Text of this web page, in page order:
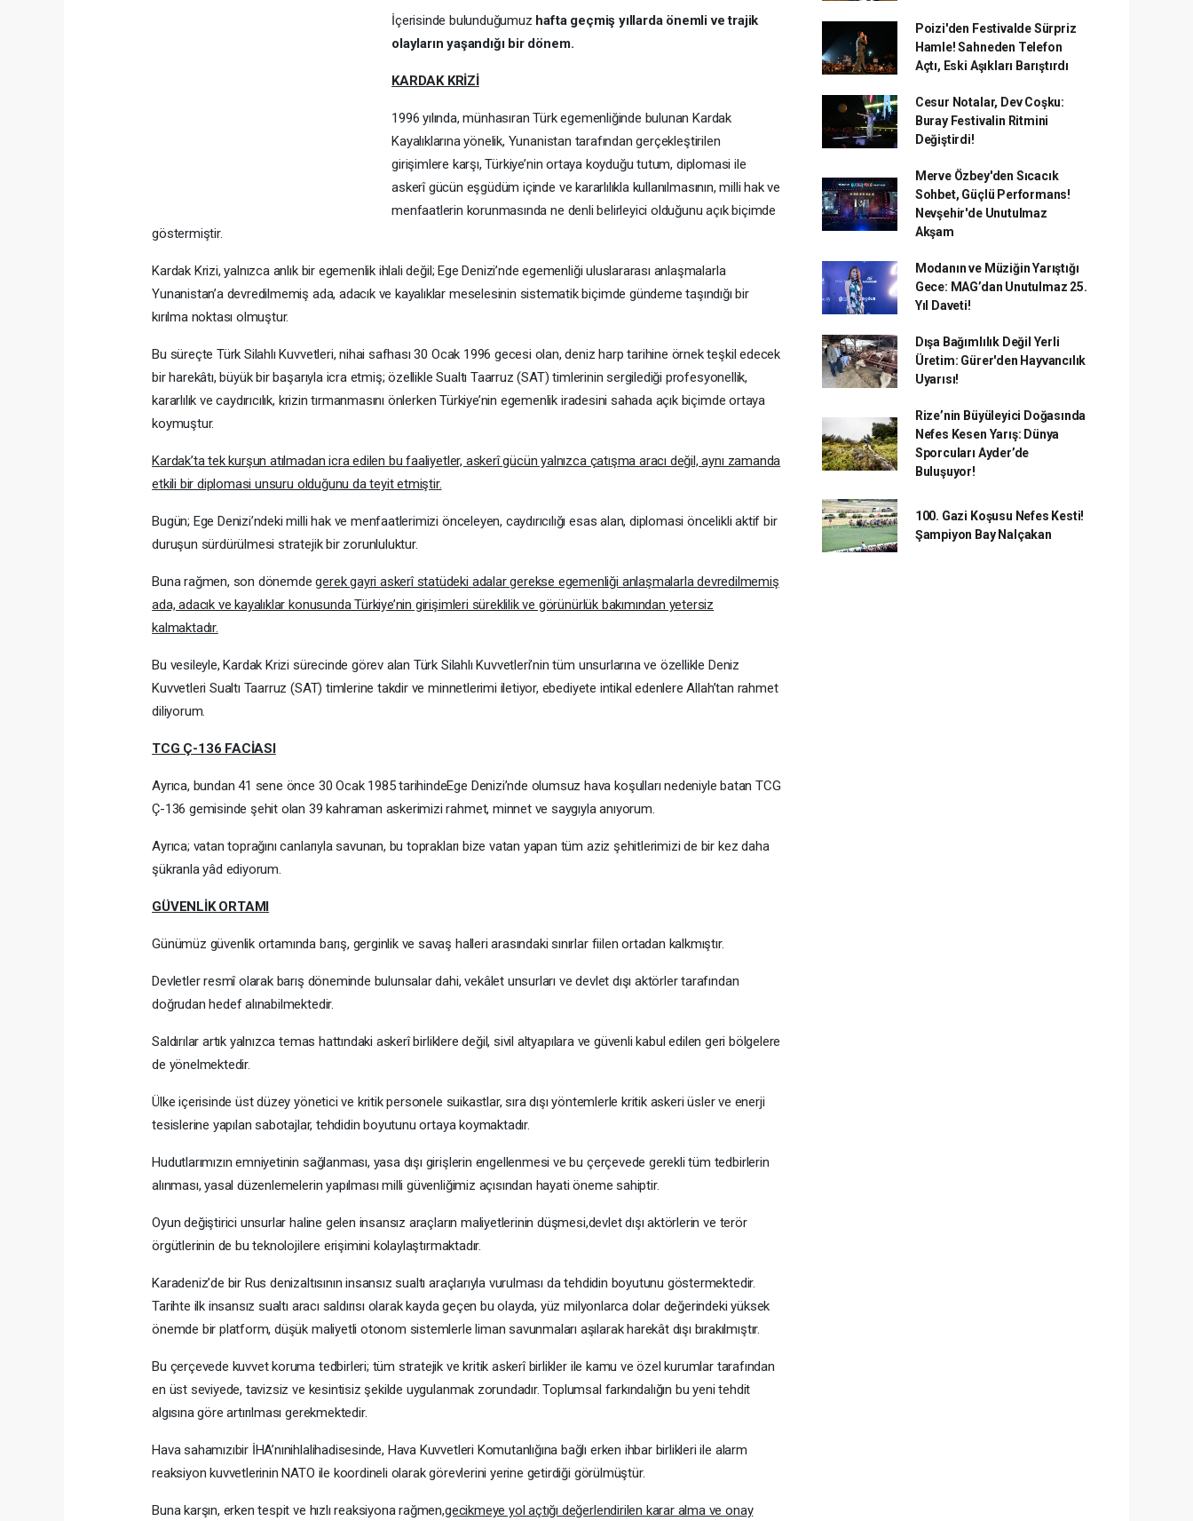
İçerisinde bulunduğumuz hafta geçmiş yıllarda önemli ve trajik
olayların yaşandığı bir dönem.
KARDAK KRİZİ
1996 yılında, münhasıran Türk egemenliğinde bulunan Kardak
Kayalıklarına yönelik, Yunanistan tarafından gerçekleştirilen
girişimlere karşı, Türkiye’nin ortaya koyduğu tutum, diplomasi ile
askerî gücün eşgüdüm içinde ve kararlılıkla kullanılmasının, milli hak ve
menfaatlerin korunmasında ne denli belirleyici olduğunu açık biçimde
göstermiştir.
Kardak Krizi, yalnızca anlık bir egemenlik ihlali değil; Ege Denizi’nde egemenliği uluslararası anlaşmalarla
Yunanistan’a devredilmemiş ada, adacık ve kayalıklar meselesinin sistematik biçimde gündeme taşındığı bir
kırılma noktası olmuştur.
Bu süreçte Türk Silahlı Kuvvetleri, nihai safhası 30 Ocak 1996 gecesi olan, deniz harp tarihine örnek teşkil edecek
bir harekâtı, büyük bir başarıyla icra etmiş; özellikle Sualtı Taarruz (SAT) timlerinin sergilediği profesyonellik,
kararlılık ve caydırıcılık, krizin tırmanmasını önlerken Türkiye’nin egemenlik iradesini sahada açık biçimde ortaya
koymuştur.
Kardak’ta tek kurşun atılmadan icra edilen bu faaliyetler, askerî gücün yalnızca çatışma aracı değil, aynı zamanda
etkili bir diplomasi unsuru olduğunu da teyit etmiştir.
Bugün; Ege Denizi’ndeki milli hak ve menfaatlerimizi önceleyen, caydırıcılığı esas alan, diplomasi öncelikli aktif bir
duruşun sürdürülmesi stratejik bir zorunluluktur.
Buna rağmen, son dönemdegerek gayri askerî statüdeki adalar gerekse egemenliği anlaşmalarla devredilmemiş
ada, adacık ve kayalıklar konusunda Türkiye’nin girişimleri süreklilik ve görünürlük bakımından yetersiz
kalmaktadır.
Bu vesileyle, Kardak Krizi sürecinde görev alan Türk Silahlı Kuvvetleri’nin tüm unsurlarına ve özellikle Deniz
Kuvvetleri Sualtı Taarruz (SAT) timlerine takdir ve minnetlerimi iletiyor, ebediyete intikal edenlere Allah’tan rahmet
diliyorum.
TCG Ç-136 FACİASI
Ayrıca, bundan 41 sene önce 30 Ocak 1985 tarihindeEge Denizi’nde olumsuz hava koşulları nedeniyle batan TCG
Ç-136 gemisinde şehit olan 39 kahraman askerimizi rahmet, minnet ve saygıyla anıyorum.
Ayrıca; vatan toprağını canlarıyla savunan, bu toprakları bize vatan yapan tüm aziz şehitlerimizi de bir kez daha
şükranla yâd ediyorum.
GÜVENLİK ORTAMI
Günümüz güvenlik ortamında barış, gerginlik ve savaş halleri arasındaki sınırlar fiilen ortadan kalkmıştır.
Devletler resmî olarak barış döneminde bulunsalar dahi, vekâlet unsurları ve devlet dışı aktörler tarafından
doğrudan hedef alınabilmektedir.
Saldırılar artık yalnızca temas hattındaki askerî birliklere değil, sivil altyapılara ve güvenli kabul edilen geri bölgelere
de yönelmektedir.
Ülke içerisinde üst düzey yönetici ve kritik personele suikastlar, sıra dışı yöntemlerle kritik askeri üsler ve enerji
tesislerine yapılan sabotajlar, tehdidin boyutunu ortaya koymaktadır.
Hudutlarımızın emniyetinin sağlanması, yasa dışı girişlerin engellenmesi ve bu çerçevede gerekli tüm tedbirlerin
alınması, yasal düzenlemelerin yapılması milli güvenliğimiz açısından hayati öneme sahiptir.
Oyun değiştirici unsurlar haline gelen insansız araçların maliyetlerinin düşmesi,devlet dışı aktörlerin ve terör
örgütlerinin de bu teknolojilere erişimini kolaylaştırmaktadır.
Karadeniz’de bir Rus denizaltısının insansız sualtı araçlarıyla vurulması da tehdidin boyutunu göstermektedir.
Tarihte ilk insansız sualtı aracı saldırısı olarak kayda geçen bu olayda, yüz milyonlarca dolar değerindeki yüksek
önemde bir platform, düşük maliyetli otonom sistemlerle liman savunmaları aşılarak harekât dışı bırakılmıştır.
Bu çerçevede kuvvet koruma tedbirleri; tüm stratejik ve kritik askerî birlikler ile kamu ve özel kurumlar tarafından
en üst seviyede, tavizsiz ve kesintisiz şekilde uygulanmak zorundadır. Toplumsal farkındalığın bu yeni tehdit
algısına göre artırılması gerekmektedir.
Hava sahamızıbir İHA’nınihlalihadisesinde, Hava Kuvvetleri Komutanlığına bağlı erken ihbar birlikleri ile alarm
reaksiyon kuvvetlerinin NATO ile koordineli olarak görevlerini yerine getirdiği görülmüştür.
Buna karşın, erken tespit ve hızlı reaksiyona rağmen,gecikmeye yol açtığı değerlendirilen karar alma ve onay
Poizi'den Festivalde Sürpriz
Hamle! Sahneden Telefon
Açtı, Eski Aşıkları Barıştırdı
Cesur Notalar, Dev Coşku:
Buray Festivalin Ritmini
Değiştirdi!
Merve Özbey'den Sıcacık
Sohbet, Güçlü Performans!
Nevşehir'de Unutulmaz
Akşam
Modanın ve Müziğin Yarıştığı
Gece: MAG’dan Unutulmaz 25.
Yıl Daveti!
Dışa Bağımlılık Değil Yerli
Üretim: Gürer'den Hayvancılık
Uyarısı!
Rize’nin Büyüleyici Doğasında
Nefes Kesen Yarış: Dünya
Sporcuları Ayder’de
Buluşuyor!
100. Gazi Koşusu Nefes Kesti!
Şampiyon Bay Nalçakan